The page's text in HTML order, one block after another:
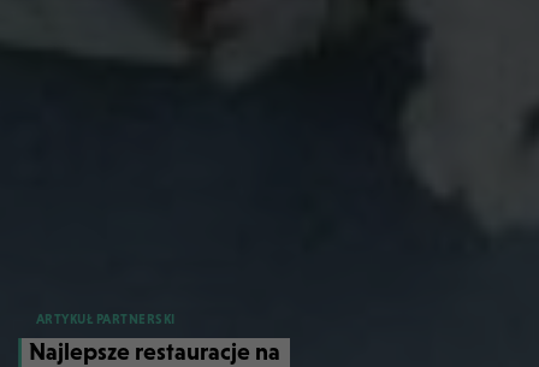
ARTYKUŁ PARTNERSKI
Najlepsze restauracje na